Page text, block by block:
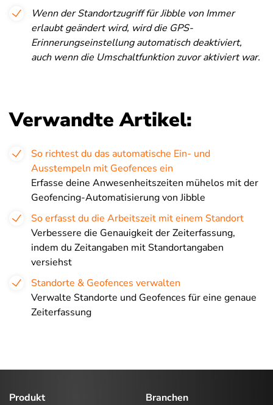
Wenn der Standortzugriff für Jibble von Immer
erlaubt geändert wird, wird die GPS-
Erinnerungseinstellung automatisch deaktiviert,
auch wenn die Umschaltfunktion zuvor aktiviert war.
Verwandte Artikel:
So richtest du das automatische Ein- und
Ausstempeln mit Geofences ein
Erfasse deine Anwesenheitszeiten mühelos mit der
Geofencing-Automatisierung von Jibble
So erfasst du die Arbeitszeit mit einem Standort
Verbessere die Genauigkeit der Zeiterfassung,
indem du Zeitangaben mit Standortangaben
versiehst
Standorte & Geofences verwalten
Verwalte Standorte und Geofences für eine genaue
Zeiterfassung
Produkt
Branchen